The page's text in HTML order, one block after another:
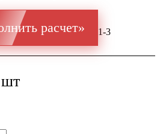
ГОСТ оц 10704 Ст 1-3
расчет»
шт